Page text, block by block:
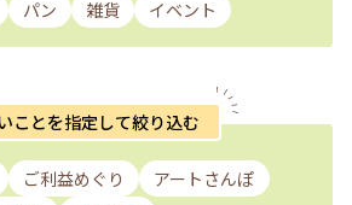
パン 雑貨 イベント
ことを指定して絞り込む
ご利益めぐり
アートさんぽ